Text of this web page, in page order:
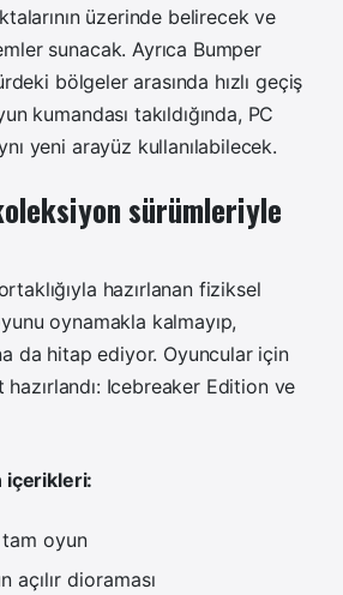
üzerinde belirecek ve
sunacak. Ayrıca Bumper
bölgeler arasında hızlı geçiş
kumandası takıldığında, PC
yeni arayüz kullanılabilecek.
sürümleriyle
hazırlanan fiziksel
oynamakla kalmayıp,
da hitap ediyor. Oyuncular için
Icebreaker Edition ve
içerikleri:
oyun
açılır dioraması